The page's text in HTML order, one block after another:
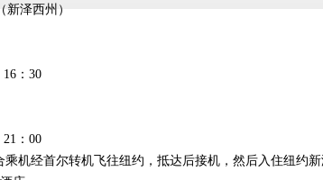
泽西州）
：30
：00
机经首尔转机飞往纽约，抵达后接机，然后入住纽约新